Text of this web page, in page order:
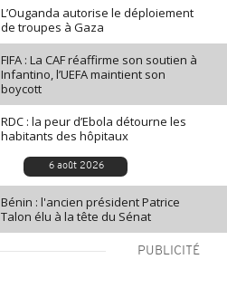
L’Ouganda autorise le déploiement
de troupes à Gaza
FIFA : La CAF réaffirme son soutien à
Infantino, l’UEFA maintient son
boycott
RDC : la peur d’Ebola détourne les
habitants des hôpitaux
6 août 2026
Bénin : l'ancien président Patrice
Talon élu à la tête du Sénat
PUBLICITÉ